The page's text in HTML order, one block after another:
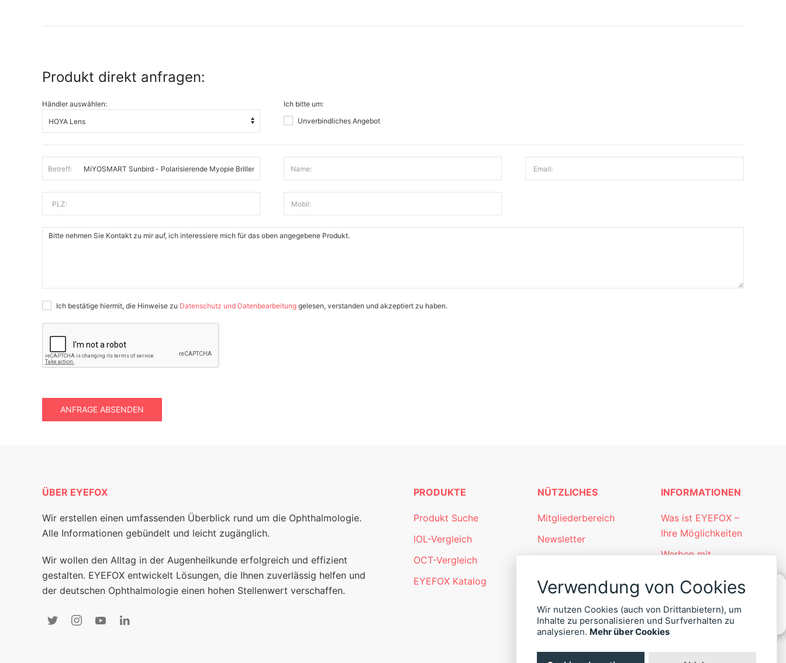
Produkt direkt anfragen:
Händler auswählen:
Ich bitte um:
Unverbindliches Angebot
Betreff: Name: Email:
PLZ: Mobil:
Ich bestätige hiermit, die Hinweise zu Datenschutz und Datenbearbeitung gelesen, verstanden und akzeptiert zu haben.
ANFRAGE ABSENDEN
KONTAKT
ÜBER EYEFOX
Wir erstellen einen umfassenden Überblick rund um die Ophthalmologie.
Alle Informationen gebündelt und leicht zugänglich.
Wir wollen den Alltag in der Augenheilkunde erfolgreich und effizient
gestalten. EYEFOX entwickelt Lösungen, die Ihnen zuverlässig helfen und
der deutschen Ophthalmologie einen hohen Stellenwert verschaffen.
PRODUKTE
Produkt Suche
IOL-Vergleich
OCT-Vergleich
EYEFOX Katalog
NÜTZLICHES
Mitgliederbereich
Newsletter
INFORMATIONEN
Was ist EYEFOX –
Ihre Möglichkeiten
Werben mit
Kontakt
Datenschutz
Impressum
Verwendung von Cookies
Wir nutzen Cookies (auch von Drittanbietern), um
Inhalte zu personalisieren und Surfverhalten zu
analysieren. Mehr über Cookies